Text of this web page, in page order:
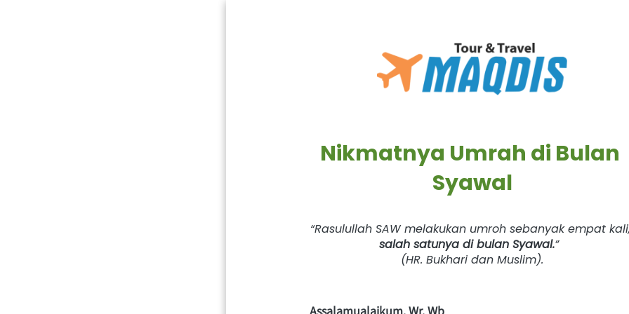
Nikmatnya Umrah di Bulan
Syawal
salah satunya di bulan Syawal.”
(HR. Bukhari dan Muslim).
Assalamualaikum. Wr. Wb